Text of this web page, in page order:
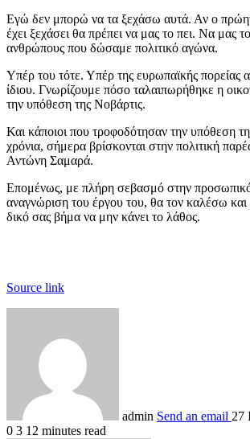
Εγώ δεν μπορώ να τα ξεχάσω αυτά. Αν ο
έχει ξεχάσει θα πρέπει να μας το πει. Να μας
ανθρώπους που δώσαμε πολιτικό αγώνα.
Υπέρ του τότε. Υπέρ της ευρωπαϊκής πορείας
ίδιου. Γνωρίζουμε πόσο ταλαιπωρήθηκε η
την υπόθεση της Νοβάρτις.
Και κάποιοι που τροφοδότησαν την υπόθεση
χρόνια, σήμερα βρίσκονται στην πολιτική
Αντώνη Σαμαρά.
Επομένως, με πλήρη σεβασμό στην
αναγνώριση του έργου του, θα τον καλέσω και
δικό σας βήμα να μην κάνει το λάθος.
Source link
admin Send an email 27
0 3 12 minutes read